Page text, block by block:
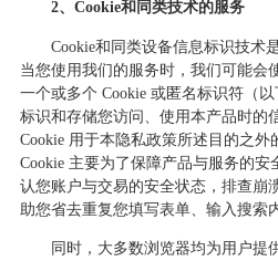
2、Cookie和同类技术的服务
Cookie和同类设备信息标识技术
当您使用我们的服务时，我们可能会
一个或多个 Cookie 或匿名标识符（以
标识和存储您访问、使用本产品时的
Cookie 用于本隐私政策所述目的之外
Cookie 主要为了保障产品与服务的
认您账户与交易的安全状态，排查崩
助您省去重复您填写表单、输入搜索
同时，大多数浏览器均为用户提